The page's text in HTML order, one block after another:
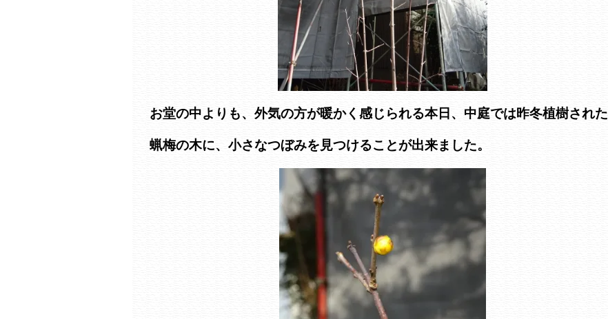
お堂の中よりも、外気の方が暖かく感じられる本日、中庭では昨冬植樹された
蝋梅の木に、小さなつぼみを見つけることが出来ました。